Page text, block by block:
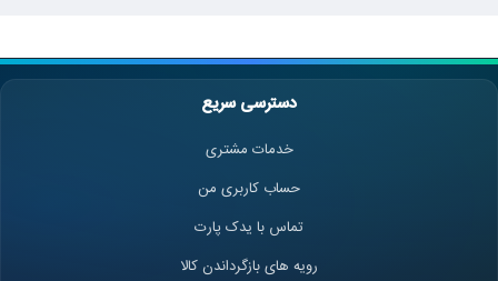
دسترسی سریع
خدمات مشتری
حساب کاربری من
تماس با یدک پارت
رویه های بازگرداندن کالا